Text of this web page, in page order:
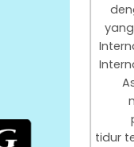
tidur